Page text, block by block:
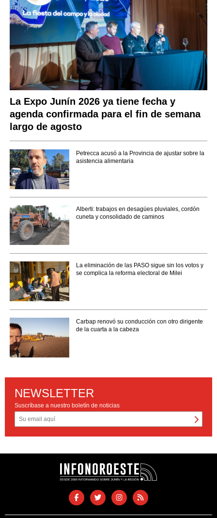
La Expo Junín 2026 ya tiene fecha y
agenda confirmada para el fin de semana
largo de agosto
Petrecca acusó a la Provincia de ajustar sobre la
asistencia alimentaria
Alberti: trabajos en desagües pluviales, cordón
cuneta y consolidado de caminos
La eliminación de las PASO sigue sin los votos y
se complica la reforma electoral de Milei
Carbap renovó su conducción con otro dirigente
de la cuarta a la cabeza
NEWSLETTER
Suscríbase a nuestro boletín de noticias